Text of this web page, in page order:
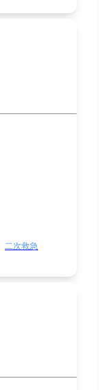
二次救急